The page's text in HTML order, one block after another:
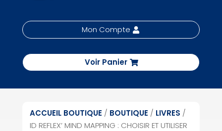
Mon Compte
Voir Panier
ACCUEIL BOUTIQUE / BOUTIQUE / LIVRES /
ID REFLEX’ MIND MAPPING : CHOISIR ET UTILISER